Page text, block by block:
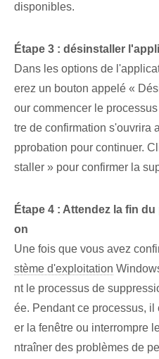
disponibles.
Étape 3 : désinstaller
Dans les⁤ options de
erez un ⁢bouton‌ appelé «
our commencer le
tre de confirmation s'ouvrira
pprobation pour continuer.
staller » pour confirmer la
Étape 4 : Attendez la fin
on
Une fois que vous avez
stème d'exploitation
nt le processus de
ée. Pendant ce processus, il
er la fenêtre ou interrompre
ntraîner des problèmes de